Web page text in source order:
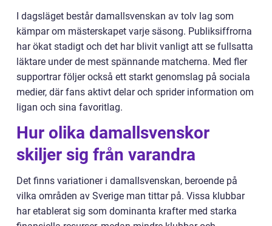
I dagsläget består damallsvenskan av tolv lag som
kämpar om mästerskapet varje säsong. Publiksiffrorna
har ökat stadigt och det har blivit vanligt att se fullsatta
läktare under de mest spännande matcherna. Med fler
supportrar följer också ett starkt genomslag på sociala
medier, där fans aktivt delar och sprider information om
ligan och sina favoritlag.
Hur olika damallsvenskor
skiljer sig från varandra
Det finns variationer i damallsvenskan, beroende på
vilka områden av Sverige man tittar på. Vissa klubbar
har etablerat sig som dominanta krafter med starka